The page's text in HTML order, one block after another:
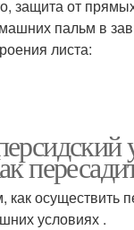
защита от
пальм в
листа:
осуществить
условиях .